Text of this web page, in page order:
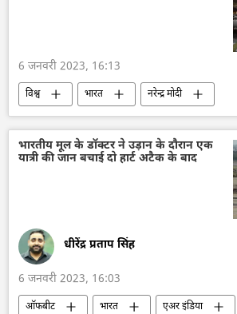
6 जनवरी 2023, 16:13
विश्व भारत
नरेन्द्र मोदी
भारत का विदेश मंत्रालय (MEA)
भारतीय वायुसेना
दिल्ली
भारतीय मूल के डॉक्टर ने उड़ान के दौरान एक
यात्री की जान बचाई दो हार्ट अटैक के बाद
धीरेंद्र प्रताप सिंह
6 जनवरी 2023, 16:03
ऑफबीट भारत
एअर इंडिया